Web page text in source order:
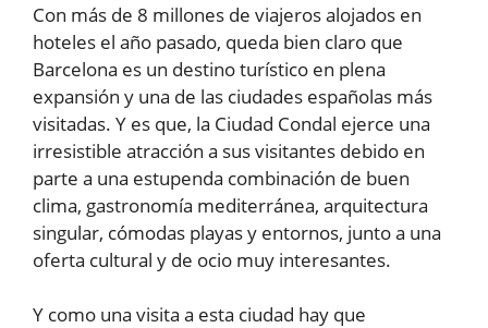
Con más de 8 millones de viajeros alojados en
hoteles el año pasado, queda bien claro que
Barcelona es un destino turístico en plena
expansión y una de las ciudades españolas más
visitadas. Y es que, la Ciudad Condal ejerce una
irresistible atracción a sus visitantes debido en
parte a una estupenda combinación de buen
clima, gastronomía mediterránea, arquitectura
singular, cómodas playas y entornos, junto a una
oferta cultural y de ocio muy interesantes.
Y como una visita a esta ciudad hay que